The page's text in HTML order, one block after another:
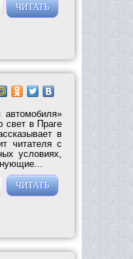
ЧИТАТЬ
автомобиля»
свет в Праге
в
читателя с
условиях,
ЧИТАТЬ